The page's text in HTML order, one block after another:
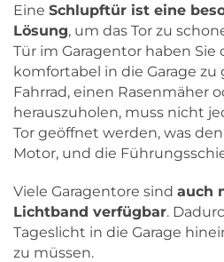
Eine Schlupftür ist eine
Lösung, um das Tor zu
Tür im Garagentor haben Sie
komfortabel in die Garage zu
Fahrrad, einen Rasenmäher
herauszuholen, muss nicht
Tor geöffnet werden, was
Motor, und die
Viele Garagentore sind auch
Lichtband verfügbar.
Tageslicht in die Garage
zu müssen.